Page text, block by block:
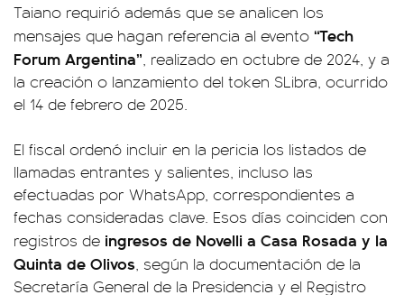
Taiano requirió además que se analicen los
mensajes que hagan referencia al evento “Tech
Forum Argentina”, realizado en octubre de 2024, y a
la creación o lanzamiento del token $Libra, ocurrido
el 14 de febrero de 2025.
El fiscal ordenó incluir en la pericia los listados de
llamadas entrantes y salientes, incluso las
efectuadas por WhatsApp, correspondientes a
fechas consideradas clave. Esos días coinciden con
registros de ingresos de Novelli a Casa Rosada y la
Quinta de Olivos, según la documentación de la
Secretaría General de la Presidencia y el Registro